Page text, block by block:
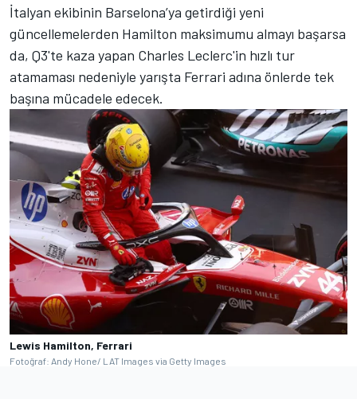
İtalyan ekibinin Barselona’ya getirdiği yeni
güncellemelerden Hamilton maksimumu almayı başarsa
da, Q3'te kaza yapan Charles Leclerc'in hızlı tur
atamaması nedeniyle yarışta Ferrari adına önlerde tek
başına mücadele edecek.
Lewis Hamilton, Ferrari
Fotoğraf: Andy Hone/ LAT Images via Getty Images